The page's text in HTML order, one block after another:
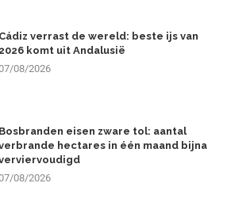
Cádiz verrast de wereld: beste ijs van
2026 komt uit Andalusië
08/2026
Bosbranden eisen zware tol: aantal
hectares in één maand bijna
08/2026